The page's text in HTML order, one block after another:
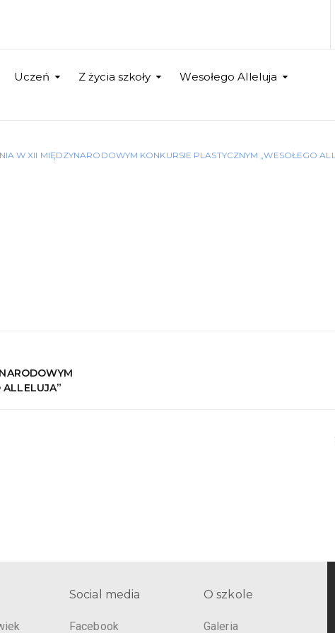
Uczeń Z życia szkoły Wesołego Alleluja
W XII MIĘDZYNARODOWYM KONKURSIE PLASTYCZNYM „WESOŁEGO
ALLELUJA”
Social media
Facebook
O szkole
Galeria